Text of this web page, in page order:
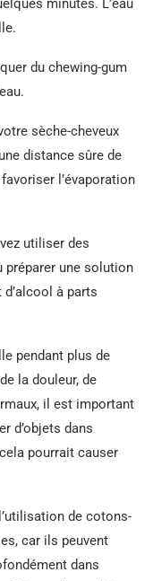
minutes. L’eau
du chewing-gum
sèche-cheveux
distance sûre de
l’évaporation
utiliser des
préparer une solution
à parts
pendant plus de
la douleur, de
il est important
d’objets dans
pourrait causer
de cotons-
car ils peuvent
dans